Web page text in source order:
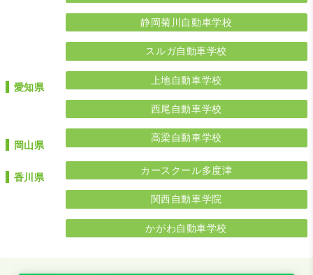
静岡菊川自動車学校
スルガ自動車学校
愛知県
上地自動車学校
西尾自動車学校
岡山県
高梁自動車学校
香川県
カースクール多度津
関西自動車学院
かがわ自動車学校